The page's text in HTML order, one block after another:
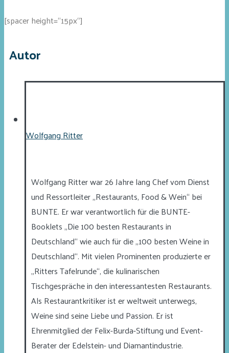
[spacer height=“15px“]
Autor
Wolfgang Ritter
Wolfgang Ritter war 26 Jahre lang Chef vom Dienst
und Ressortleiter „Restaurants, Food & Wein“ bei
BUNTE. Er war verantwortlich für die BUNTE-
Booklets „Die 100 besten Restaurants in
Deutschland“ wie auch für die „100 besten Weine in
Deutschland“. Mit vielen Prominenten produzierte er
„Ritters Tafelrunde“, die kulinarischen
Tischgespräche in den interessantesten Restaurants.
Als Restaurantkritiker ist er weltweit unterwegs,
Weine sind seine Liebe und Passion. Er ist
Ehrenmitglied der Felix-Burda-Stiftung und Event-
Berater der Edelstein- und Diamantindustrie.